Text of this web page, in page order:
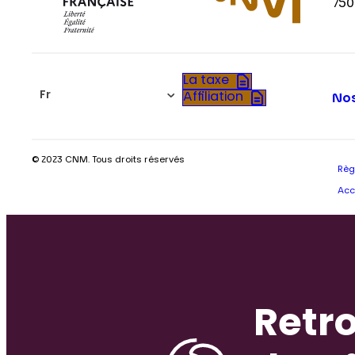
Fr
La taxe
Affiliation
© 2023 CNM. Tous droits réservés